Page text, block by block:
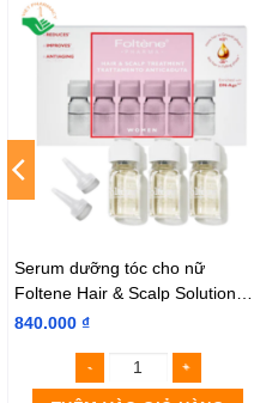
Serum dưỡng tóc cho nữ
Foltene Hair & Scalp Solution
Women 100ml
840.000 ₫